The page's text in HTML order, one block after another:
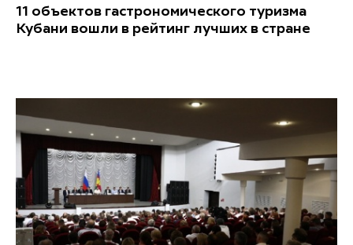
11 объектов гастрономического туризма
Кубани вошли в рейтинг лучших в стране